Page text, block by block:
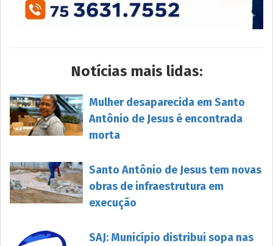
Notícias mais lidas:
Mulher desaparecida em Santo
Antônio de Jesus é encontrada
morta
Santo Antônio de Jesus tem novas
obras de infraestrutura em
execução
SAJ: Município distribui sopa nas